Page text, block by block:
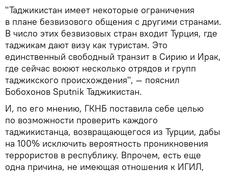
"Таджикистан имеет некоторые ограничения
в плане безвизового общения с другими странами.
В число этих безвизовых стран входит Турция, где
таджикам дают визу как туристам. Это
единственный свободный транзит в Сирию и Ирак,
где сейчас воюют несколько отрядов и групп
таджикского происхождения", — пояснил
Бобохонов Sputnik Таджикистан.
И, по его мнению, ГКНБ поставила себе целью
по возможности проверить каждого
таджикистанца, возвращающегося из Турции, дабы
на 100% исключить вероятность проникновения
террористов в республику. Впрочем, есть еще
одна причина, не имеющая отношения к ИГИЛ,